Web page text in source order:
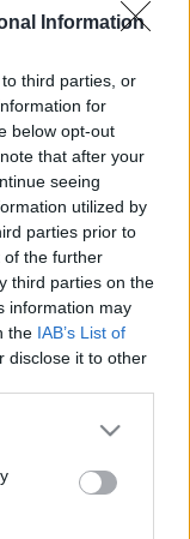
Information
third parties, or
for
below opt-out
that after your
seeing
utilized by
parties prior to
of the further
third parties on the
information may
the IAB’s List of
disclose it to other
or more Google
You may click to
party tags to
in below Google
Dánielt nem
jelentősége?
hogy az
rajta. Több
A
talán ha négy
40-50-en
és
írott számmal. A
a